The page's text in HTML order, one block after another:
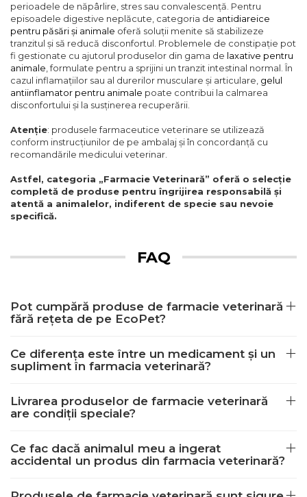
perioadele de năpârlire, stres sau convalescență. Pentru
episoadele digestive neplăcute, categoria de antidiareice
pentru păsări și animale oferă soluții menite să stabilizeze
tranzitul și să reducă disconfortul. Problemele de constipație pot
fi gestionate cu ajutorul produselor din gama de laxative pentru
animale , formulate pentru a sprijini un tranzit intestinal normal. În
cazul inflamațiilor sau al durerilor musculare și articulare, gelul
antiinflamator pentru animale poate contribui la calmarea
disconfortului și la susținerea recuperării.
Atenție: produsele farmaceutice veterinare se utilizează
conform instrucțiunilor de pe ambalaj și în concordanță cu
recomandările medicului veterinar.
Astfel, categoria „Farmacie Veterinară” oferă o selecție
completă de produse pentru îngrijirea responsabilă și
atentă a animalelor, indiferent de specie sau nevoie
specifică.
FAQ
Pot cumpără produse de farmacie veterinară
fără rețeta de pe EcoPet?
Ce diferența este între un medicament și un
supliment în farmacia veterinară?
Livrarea produselor de farmacie veterinară
are condiții speciale?
Ce fac dacă animalul meu a ingerat
accidental un produs din farmacia veterinară?